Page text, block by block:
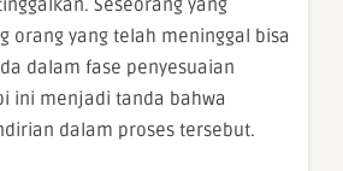
orang yang telah meninggal bisa
dalam fase penyesuaian
ini menjadi tanda bahwa
dalam proses tersebut.